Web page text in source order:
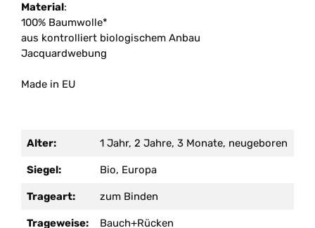
Material:
100% Baumwolle*
aus kontrolliert biologischem Anbau
Jacquardwebung
Made in EU
Alter: 1 Jahr, 2 Jahre, 3 Monate, neugeboren
Siegel: Bio, Europa
Trageart: zum Binden
Trageweise: Bauch+Rücken